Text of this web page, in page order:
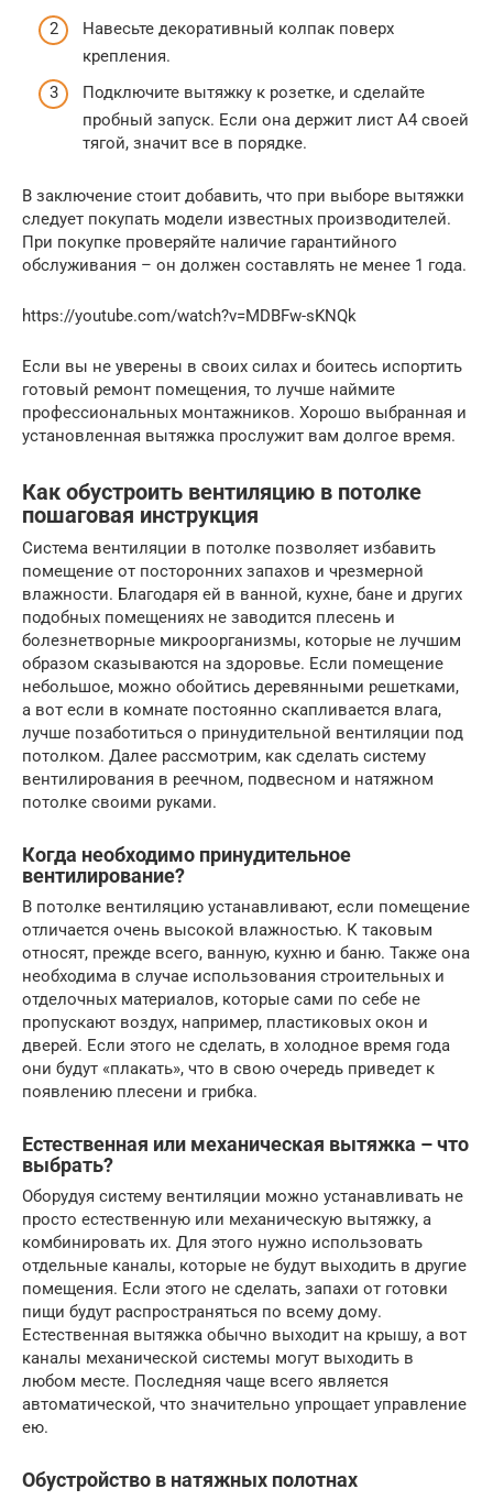
Навесьте декоративный колпак поверх
крепления.
Подключите вытяжку к розетке, и сделайте
пробный запуск. Если она держит лист А4 своей
тягой, значит все в порядке.
В заключение стоит добавить, что при выборе вытяжки
следует покупать модели известных производителей.
При покупке проверяйте наличие гарантийного
обслуживания – он должен составлять не менее 1 года.
https://youtube.com/watch?v=MDBFw-sKNQk
Если вы не уверены в своих силах и боитесь испортить
готовый ремонт помещения, то лучше наймите
профессиональных монтажников. Хорошо выбранная и
установленная вытяжка прослужит вам долгое время.
Как обустроить вентиляцию в потолке
пошаговая инструкция
Система вентиляции в потолке позволяет избавить
помещение от посторонних запахов и чрезмерной
влажности. Благодаря ей в ванной, кухне, бане и других
подобных помещениях не заводится плесень и
болезнетворные микроорганизмы, которые не лучшим
образом сказываются на здоровье. Если помещение
небольшое, можно обойтись деревянными решетками,
а вот если в комнате постоянно скапливается влага,
лучше позаботиться о принудительной вентиляции под
потолком. Далее рассмотрим, как сделать систему
вентилирования в реечном, подвесном и натяжном
потолке своими руками.
Когда необходимо принудительное
вентилирование?
В потолке вентиляцию устанавливают, если помещение
отличается очень высокой влажностью. К таковым
относят, прежде всего, ванную, кухню и баню. Также она
необходима в случае использования строительных и
отделочных материалов, которые сами по себе не
пропускают воздух, например, пластиковых окон и
дверей. Если этого не сделать, в холодное время года
они будут «плакать», что в свою очередь приведет к
появлению плесени и грибка.
Естественная или механическая вытяжка – что
выбрать?
Оборудуя систему вентиляции можно устанавливать не
просто естественную или механическую вытяжку, а
комбинировать их. Для этого нужно использовать
отдельные каналы, которые не будут выходить в другие
помещения. Если этого не сделать, запахи от готовки
пищи будут распространяться по всему дому.
Естественная вытяжка обычно выходит на крышу, а вот
каналы механической системы могут выходить в
любом месте. Последняя чаще всего является
автоматической, что значительно упрощает управление
ею.
Обустройство в натяжных полотнах